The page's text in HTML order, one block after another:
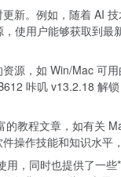
新。例如，随着 AI
使用户能够获取到
源，如 Win/Mac 可
咔叽 v13.2.18 解
教程文章，如有关
操作技能和知识水平
，同时也提供了一